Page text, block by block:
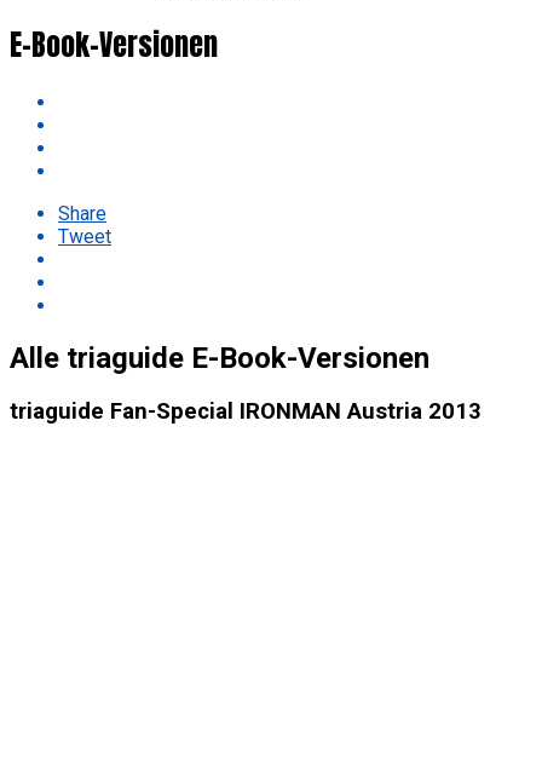
E-Book-Versionen
Share
Tweet
Alle triaguide E-Book-Versionen
triaguide Fan-Special IRONMAN Austria 2013